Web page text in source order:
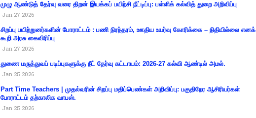
முழு ஆண்டுத் தேர்வு வரை திறன் இயக்கப் பயிற்சி நீட்டிப்பு: பள்ளிக் கல்வித் துறை அறிவிப்பு
Jan 27 2026
சிறப்பு பயிற்றுனர்களின் போராட்டம் : பணி நிரந்தரம், ஊதிய உயர்வு கோரிக்கை – நிதியில்லை எனக்
கூறி அரசு கைவிரிப்பு
Jan 27 2026
துணை மருத்துவப் படிப்புகளுக்கு நீட் தேர்வு கட்டாயம்: 2026-27 கல்வி ஆண்டில் அமல்.
Jan 25 2026
Part Time Teachers | முதல்வரின் சிறப்பு மதிப்பெண்கள் அறிவிப்பு: பகுதிநேர ஆசிரியர்கள்
போராட்டம் தற்காலிக வாபஸ்.
Jan 25 2026